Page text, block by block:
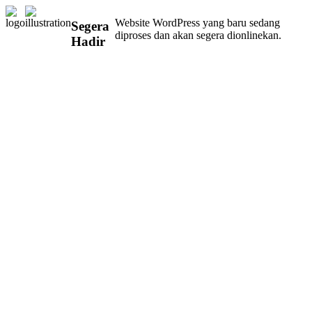
Segera
Hadir
Website WordPress yang baru sedang
diproses dan akan segera dionlinekan.